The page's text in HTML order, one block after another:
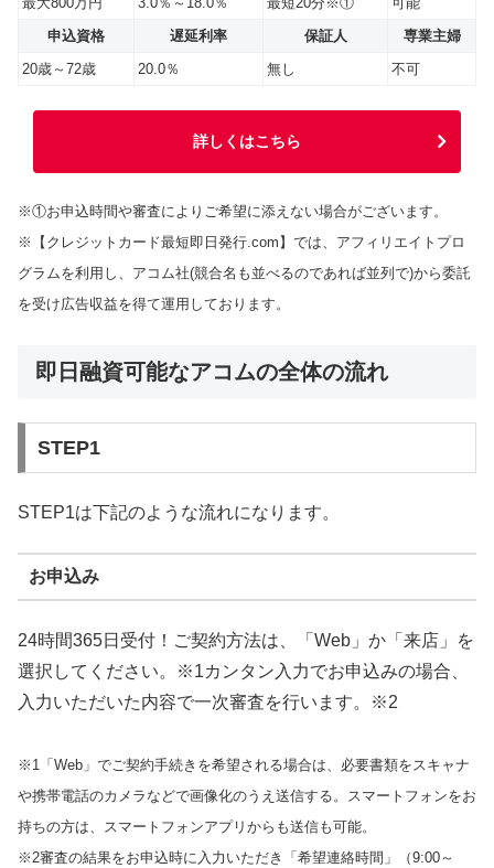
申込資格
遅延利率 保証人
専業主婦
20歳～72歳
20.0％ 無し 不可
詳しくはこちら
※①お申込時間や審査によりご希望に添えない場合がございます。
※【クレジットカード最短即日発行.com】では、アフィリエイトプロ
グラムを利用し、アコム社(競合名も並べるのであれば並列で)から委託
を受け広告収益を得て運用しております。
即日融資可能なアコムの全体の流れ
STEP1
STEP1は下記のような流れになります。
お申込み
24時間365日受付！ご契約方法は、「Web」か「来店」を
選択してください。※1カンタン入力でお申込みの場合、
入力いただいた内容で一次審査を行います。※2
※1「Web」でご契約手続きを希望される場合は、必要書類をスキャナ
や携帯電話のカメラなどで画像化のうえ送信する。スマートフォンをお
持ちの方は、スマートフォンアプリからも送信も可能。
※2審査の結果をお申込時に入力いただき「希望連絡時間」（9:00～